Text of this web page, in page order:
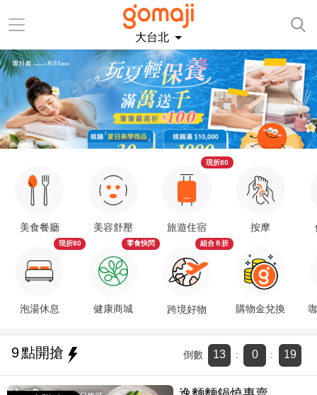
大台北
美食餐廳
泡湯休息
現折80
美容舒壓
健康商城
零食快閃
旅遊住宿
現折80
跨境好物
組合８折
按摩
購物金兌換
9點開搶 倒數 13 : 0 : 18